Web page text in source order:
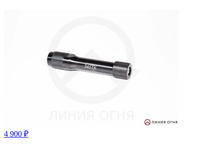
4 900 ₽